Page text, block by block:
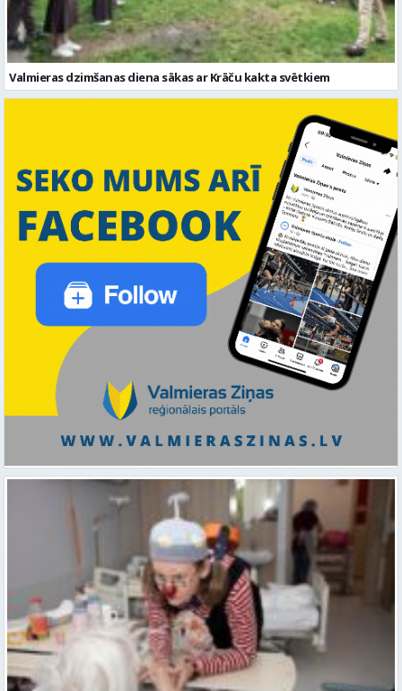
Ar smaidu un profesionālu sirdsiltumu: Dakteri Klauni uzsāk darbu
ar senioriem Vidzemes slimnīcā